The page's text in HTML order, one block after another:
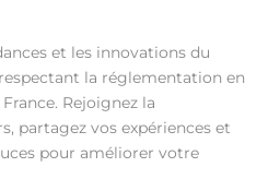
et les innovations du
la réglementation en
Rejoignez la
partagez vos expériences et
pour améliorer votre